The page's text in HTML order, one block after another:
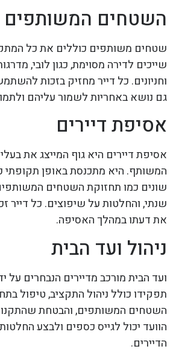
השטחים המשותפים
שטחים משותפים כוללים את כל
שייכים לדירה מסוימת, כגון לובי,
וחניונים. כל דייר מחזיק בזכות
גם נושא באחריות לשמור עליהם
אסיפת דיירים
אסיפת דיירים היא גוף המייצג את
המשותף. היא מתכנסת באופן תקופתי
שונים כמו תחזוקת השטחים
שנתי, והחלטות על שיפוצים. כל דייר
את דעתו במהלך האסיפה.
ניהול ועד הבית
ועד הבית מורכב מדיירים הנבחרים על
תפקידו כולל ניהול התקציב, טיפול
השטחים המשותפים, והבטחת
הוועד יכול לגייס כספים ולבצע
הדיירים.